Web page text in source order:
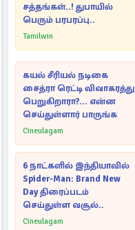
சத்தங்கள்..! துபாயில்
பெரும் பரபரப்பு..
Tamilwin
கயல் சீரியல் நடிகை
சைத்ரா ரெட்டி விவாகரத்து
பெறுகிறாரா?... என்ன
செய்துள்ளார் பாருங்க
Cineulagam
6 நாட்களில் இந்தியாவில்
Spider-Man: Brand New
Day திரைப்படம்
செய்துள்ள வசூல்..
Cineulagam